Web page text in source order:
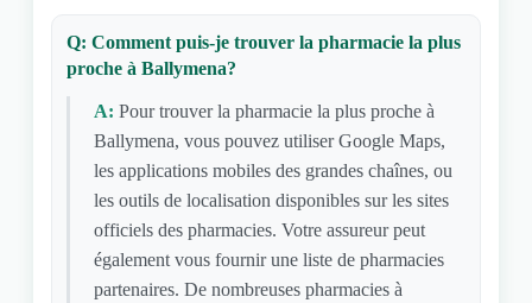
Q: Comment puis-je trouver la pharmacie la plus
proche à Ballymena?
A: Pour trouver la pharmacie la plus proche à
Ballymena, vous pouvez utiliser Google Maps,
les applications mobiles des grandes chaînes, ou
les outils de localisation disponibles sur les sites
officiels des pharmacies. Votre assureur peut
également vous fournir une liste de pharmacies
partenaires. De nombreuses pharmacies à